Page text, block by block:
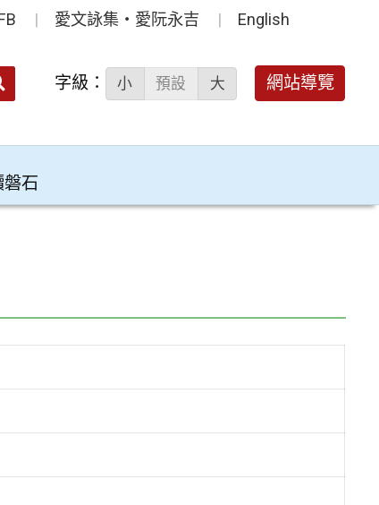
愛文詠集‧愛阮永吉 English
送出 字級： 小 預設 大 網站導覽
磐石